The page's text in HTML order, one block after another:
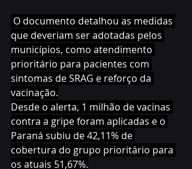
que deveriam ser adotadas pelos
municípios, como atendimento
prioritário para pacientes com
sintomas de SRAG e reforço da
vacinação.
Desde o alerta, 1 milhão de vacinas
contra a gripe foram aplicadas e o
Paraná subiu de 42,11% de
cobertura do grupo prioritário para
os atuais 51,67%.